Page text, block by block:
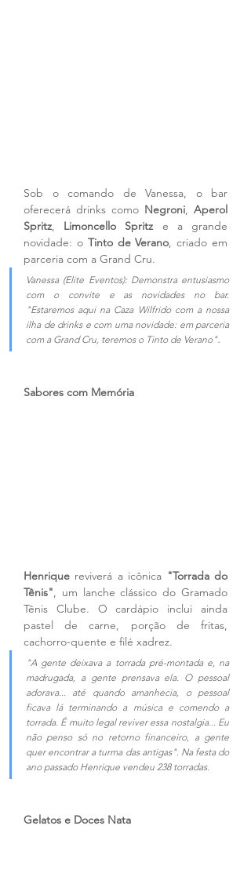
Sob o comando de Vanessa, o bar
oferecerá drinks como Negroni, Aperol
Spritz, Limoncello Spritz e a grande
novidade: o Tinto de Verano, criado em
parceria com a Grand Cru.
Vanessa (Elite Eventos): Demonstra entusiasmo
com o convite e as novidades no bar.
"Estaremos aqui na Caza Wilfrido com a nossa
ilha de drinks e com uma novidade: em parceria
com a Grand Cru, teremos o Tinto de Verano".
Sabores com Memória
Henrique reviverá a icônica "Torrada do
Tênis" , um lanche clássico do Gramado
Tênis Clube. O cardápio inclui ainda
pastel de carne, porção de fritas,
cachorro-quente e filé xadrez.
"A gente deixava a torrada pré-montada e, na
madrugada, a gente prensava ela. O pessoal
adorava... até quando amanhecia, o pessoal
ficava lá terminando a música e comendo a
torrada. É muito legal reviver essa nostalgia... Eu
não penso só no retorno financeiro, a gente
quer encontrar a turma das antigas". Na festa do
ano passado Henrique vendeu 238 torradas.
Gelatos e Doces Nata